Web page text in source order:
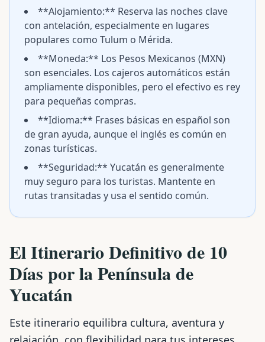
**Alojamiento:** Reserva las noches clave
con antelación, especialmente en lugares
populares como Tulum o Mérida.
**Moneda:** Los Pesos Mexicanos (MXN)
son esenciales. Los cajeros automáticos están
ampliamente disponibles, pero el efectivo es rey
para pequeñas compras.
**Idioma:** Frases básicas en español son
de gran ayuda, aunque el inglés es común en
zonas turísticas.
**Seguridad:** Yucatán es generalmente
muy seguro para los turistas. Mantente en
rutas transitadas y usa el sentido común.
El Itinerario Definitivo de 10
Días por la Península de
Yucatán
Este itinerario equilibra cultura, aventura y